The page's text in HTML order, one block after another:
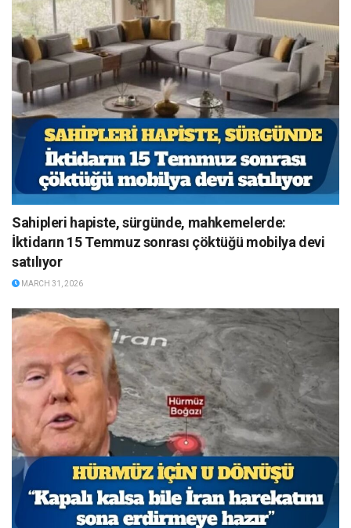
Sahipleri hapiste, sürgünde, mahkemelerde:
İktidarın 15 Temmuz sonrası çöktüğü mobilya devi
satılıyor
MARCH 31, 2026